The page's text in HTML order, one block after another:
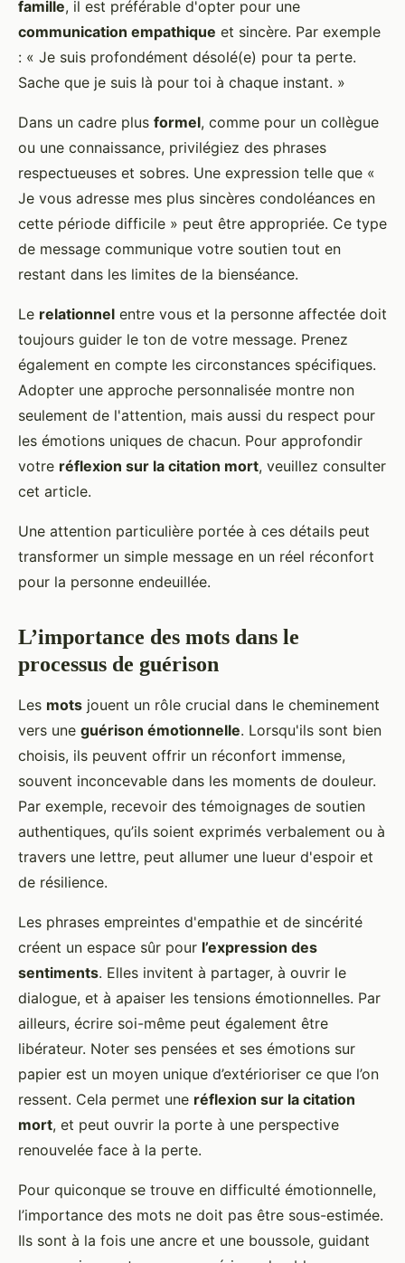
famille, il est préférable d'opter pour une
communication empathique et sincère. Par exemple
: « Je suis profondément désolé(e) pour ta perte.
Sache que je suis là pour toi à chaque instant. »
Dans un cadre plus formel, comme pour un collègue
ou une connaissance, privilégiez des phrases
respectueuses et sobres. Une expression telle que «
Je vous adresse mes plus sincères condoléances en
cette période difficile » peut être appropriée. Ce type
de message communique votre soutien tout en
restant dans les limites de la bienséance.
Le relationnel entre vous et la personne affectée doit
toujours guider le ton de votre message. Prenez
également en compte les circonstances spécifiques.
Adopter une approche personnalisée montre non
seulement de l'attention, mais aussi du respect pour
les émotions uniques de chacun. Pour approfondir
votre réflexion sur la citation mort, veuillez consulter
cet article.
Une attention particulière portée à ces détails peut
transformer un simple message en un réel réconfort
pour la personne endeuillée.
L’importance des mots dans le
processus de guérison
Les mots jouent un rôle crucial dans le cheminement
vers une guérison émotionnelle. Lorsqu'ils sont bien
choisis, ils peuvent offrir un réconfort immense,
souvent inconcevable dans les moments de douleur.
Par exemple, recevoir des témoignages de soutien
authentiques, qu’ils soient exprimés verbalement ou à
travers une lettre, peut allumer une lueur d'espoir et
de résilience.
Les phrases empreintes d'empathie et de sincérité
créent un espace sûr pour l’expression des
sentiments. Elles invitent à partager, à ouvrir le
dialogue, et à apaiser les tensions émotionnelles. Par
ailleurs, écrire soi-même peut également être
libérateur. Noter ses pensées et ses émotions sur
papier est un moyen unique d’extérioriser ce que l’on
ressent. Cela permet une réflexion sur la citation
mort, et peut ouvrir la porte à une perspective
renouvelée face à la perte.
Pour quiconque se trouve en difficulté émotionnelle,
l’importance des mots ne doit pas être sous-estimée.
Ils sont à la fois une ancre et une boussole, guidant